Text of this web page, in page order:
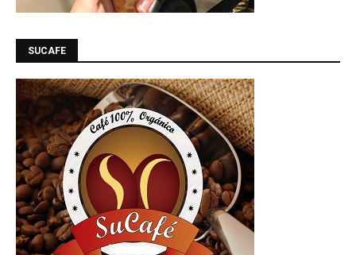
SUCAFE